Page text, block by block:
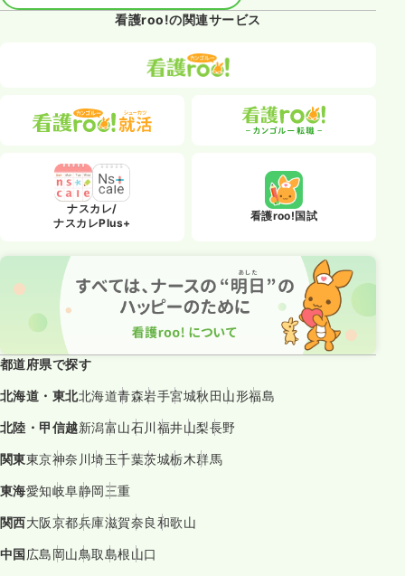
看護roo!の関連サービス
ナスカレ/
ナスカレPlus+
看護roo!国試
都道府県で探す
北海道・東北北海道青森岩手宮城秋田山形福島
北陸・甲信越新潟富山石川福井山梨長野
関東東京神奈川埼玉千葉茨城栃木群馬
東海愛知岐阜静岡三重
関西大阪京都兵庫滋賀奈良和歌山
中国広島岡山鳥取島根山口